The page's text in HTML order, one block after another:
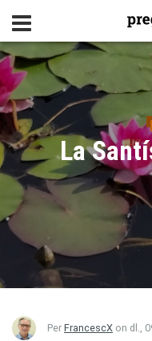
contingut
Cercador
La
Per FrancescX on dl.,